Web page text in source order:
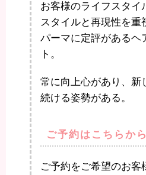
お客様のライフスタイ
スタイルと再現性を重
パーマに定評があるヘ
ト。
常に向上心があり、新
続ける姿勢がある。
ご予約はこちらから
ご予約をご希望のお客